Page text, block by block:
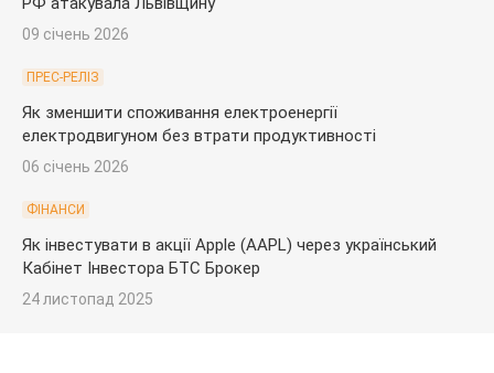
09 січень 2026
ПРЕС-РЕЛІЗ
Як зменшити споживання електроенергії
електродвигуном без втрати продуктивності
06 січень 2026
ФІНАНСИ
Як інвестувати в акції Apple (AAPL) через український
Кабінет Інвестора БТС Брокер
24 листопад 2025